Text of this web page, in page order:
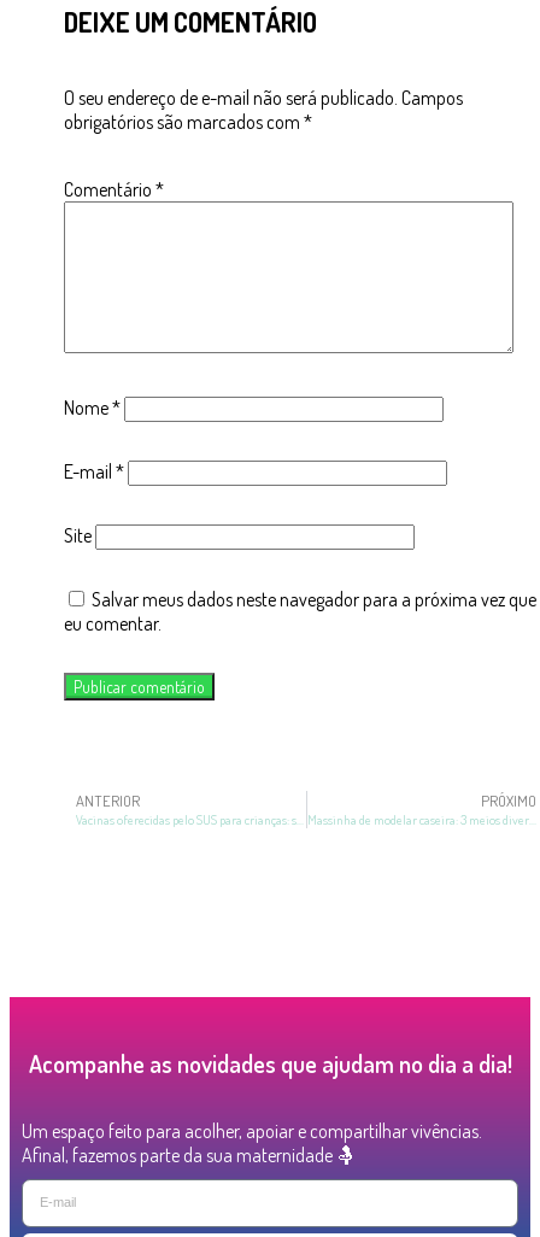
DEIXE UM COMENTÁRIO
O seu endereço de e-mail não será publicado. Campos
obrigatórios são marcados com *
Comentário *
Nome*
E-mail *
Site
Salvar meus dados neste navegador para a próxima vez que
eu comentar.
ANTERIOR PRÓXIMO
Massinha de modelar caseira: 3 meios divertidos de fazer
Acompanhe as novidades que ajudam no dia a dia!
Um espaço feito para acolher, apoiar e compartilhar vivências.
Afinal, fazemos parte da sua maternidade 🤱